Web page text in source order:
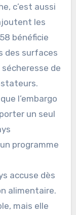
c’est aussi
les
bénéficie
des surfaces
de
l’embargo
un seul
programme
accuse dès
alimentaire.
mais elle